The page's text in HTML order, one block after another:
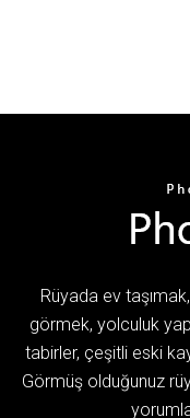
Rüyada ev
görmek, yolculuk
tabirler, çeşitli eski
Görmüş olduğunuz